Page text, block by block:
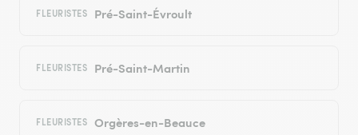
FLEURISTES Pré-Saint-Évroult
FLEURISTES Pré-Saint-Martin
FLEURISTES Orgères-en-Beauce